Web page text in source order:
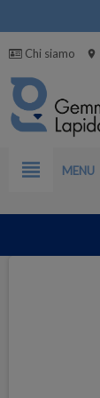
Chi siamo location_on
view_headline MENU